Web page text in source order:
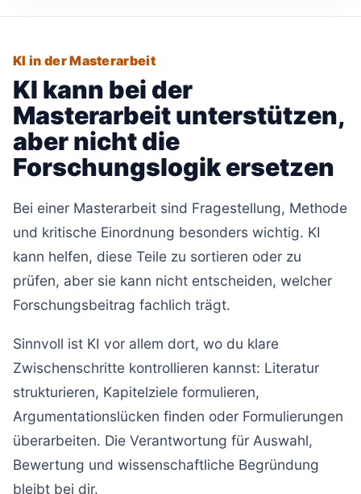
KI in der Masterarbeit
KI kann bei der
Masterarbeit unterstützen,
aber nicht die
Forschungslogik ersetzen
Bei einer Masterarbeit sind Fragestellung, Methode
und kritische Einordnung besonders wichtig. KI
kann helfen, diese Teile zu sortieren oder zu
prüfen, aber sie kann nicht entscheiden, welcher
Forschungsbeitrag fachlich trägt.
Sinnvoll ist KI vor allem dort, wo du klare
Zwischenschritte kontrollieren kannst: Literatur
strukturieren, Kapitelziele formulieren,
Argumentationslücken finden oder Formulierungen
überarbeiten. Die Verantwortung für Auswahl,
Bewertung und wissenschaftliche Begründung
bleibt bei dir.